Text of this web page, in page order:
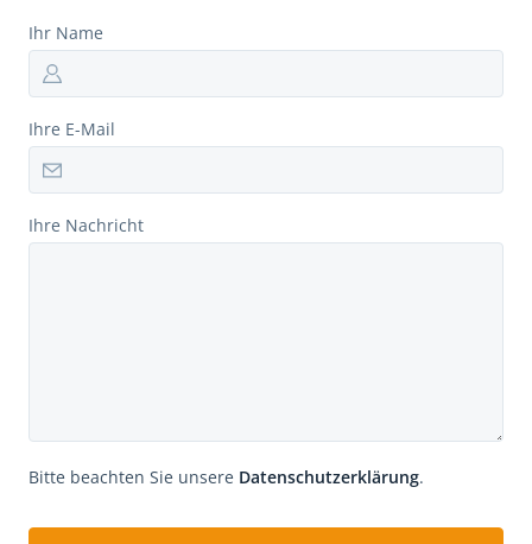
Ihr Name
Ihre E-Mail
Ihre Nachricht
Bitte beachten Sie unsere Datenschutzerklärung.